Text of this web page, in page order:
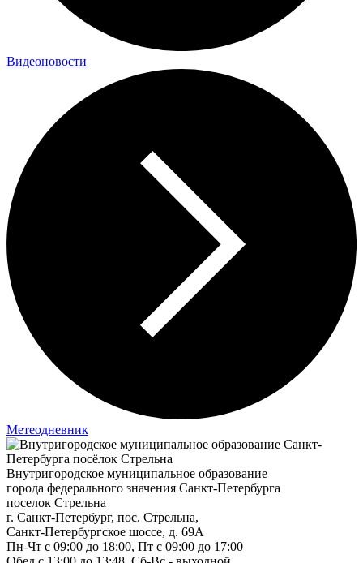
Видеоновости
Метеодневник
Внутригородское муниципальное образование
города федерального значения Санкт-Петербурга
поселок Стрельна
г. Санкт-Петербург, пос. Стрельна,
Санкт-Петербургское шоссе, д. 69А
Пн-Чт с 09:00 до 18:00, Пт с 09:00 до 17:00